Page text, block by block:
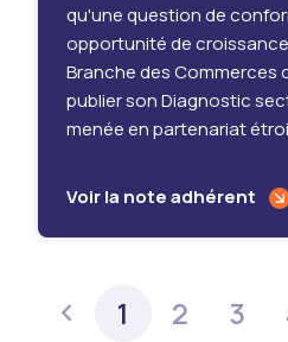
qu'une question de
opportunité de
Branche des Commerces
publier son Diagnostic
menée en partenariat
Voir la note adhérent
1 2 3